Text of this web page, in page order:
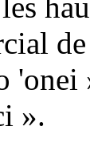
».